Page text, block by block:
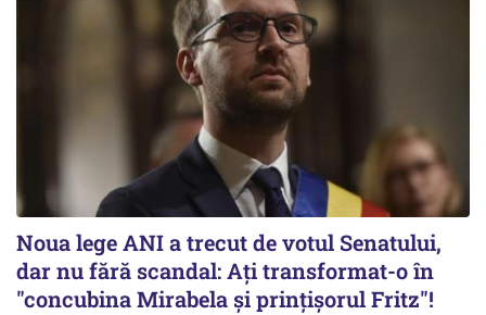
Noua lege ANI a trecut de votul Senatului,
dar nu fără scandal: Ați transformat-o în
"concubina Mirabela şi prinţişorul Fritz"!